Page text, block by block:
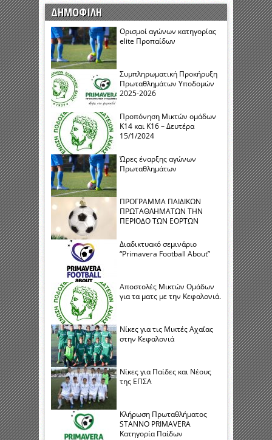
ΔΗΜΟΦΙΛΗ
Ορισμοί αγώνων κατηγορίας
elite Προπαίδων
Συμπληρωματική Προκήρυξη
Πρωταθλημάτων Υποδομών
2025-2026
Προπόνηση Μικτών ομάδων
Κ14 και Κ16 – Δευτέρα
15/1/2024
Ώρες έναρξης αγώνων
Πρωταθλημάτων
ΠΡΟΓΡΑΜΜΑ ΠΑΙΔΙΚΩΝ
ΠΡΩΤΑΘΛΗΜΑΤΩΝ ΤΗΝ
ΠΕΡΙΟΔΟ ΤΩΝ ΕΟΡΤΩΝ
Διαδικτυακό σεμινάριο
“Primavera Football About”
Αποστολές Μικτών Ομάδων
για τα ματς με την Κεφαλονιά.
Νίκες για τις Μικτές Αχαΐας
στην Κεφαλονιά
Νίκες για Παίδες και Νέους
της ΕΠΣΑ
Κλήρωση Πρωταθλήματος
STANNO PRIMAVERA
Κατηγορία Παίδων